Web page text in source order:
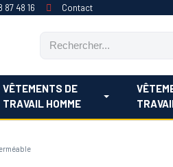
87 48 16 Contact
VÊTEMENTS DE
TRAVAIL HOMME